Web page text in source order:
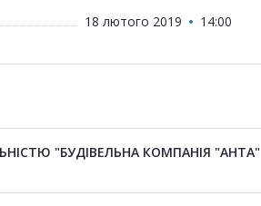
18 лютого 2019 14:00
"БУДІВЕЛЬНА КОМПАНІЯ "АНТА"